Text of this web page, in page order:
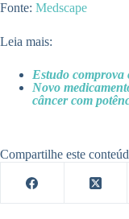
Fonte: Medscape
Leia mais:
Estudo comprova
Novo
câncer com
Compartilhe este